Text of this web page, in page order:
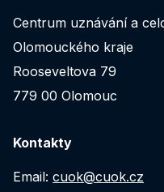
Centrum uznávání a
Olomouckého kraje
Rooseveltova 79
779 00 Olomouc
Kontakty
Email: cuok@cuok.cz